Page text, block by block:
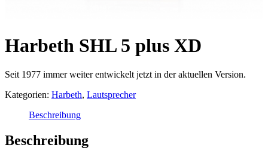
Harbeth SHL 5 plus XD
Seit 1977 immer weiter entwickelt jetzt in der aktuellen Version.
Kategorien: Harbeth, Lautsprecher
Beschreibung
Beschreibung